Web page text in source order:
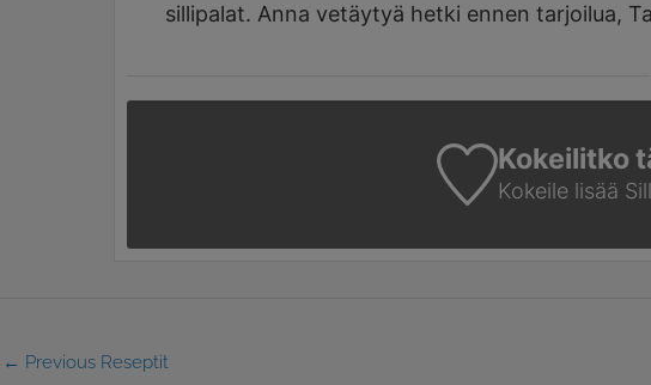
sillipalat. Anna vetäytyä hetki ennen tarjoilua,
Kokeilitko
Kokeile lisää
← Previous Reseptit